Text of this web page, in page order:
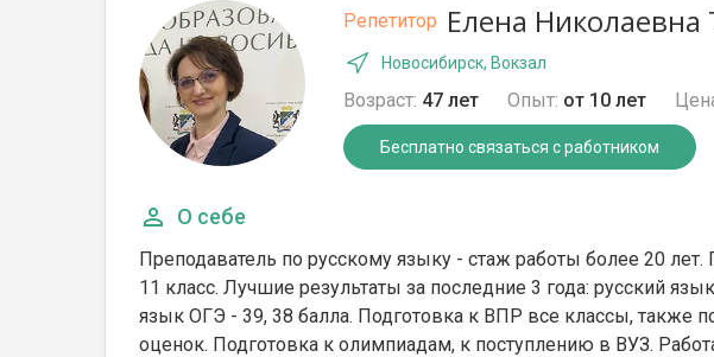
Репетитор Елена Николаевна
Новосибирск, Вокзал
Возраст: 47 лет Опыт: от 10 лет
Бесплатно связаться с работником
О себе
Преподаватель по русскому языку - стаж работы более 20
11 класс. Лучшие результаты за последние 3 года: русский
язык ОГЭ - 39, 38 балла. Подготовка к ВПР все классы, также
оценок. Подготовка к олимпиадам, к поступлению в ВУЗ.